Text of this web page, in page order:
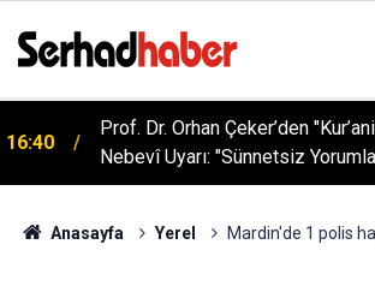
16:40
Prof. Dr. Orhan Çeker’den
Nebevî Uyarı: "Sünnetsiz
Anasayfa Yerel Mardin'de 1 polis